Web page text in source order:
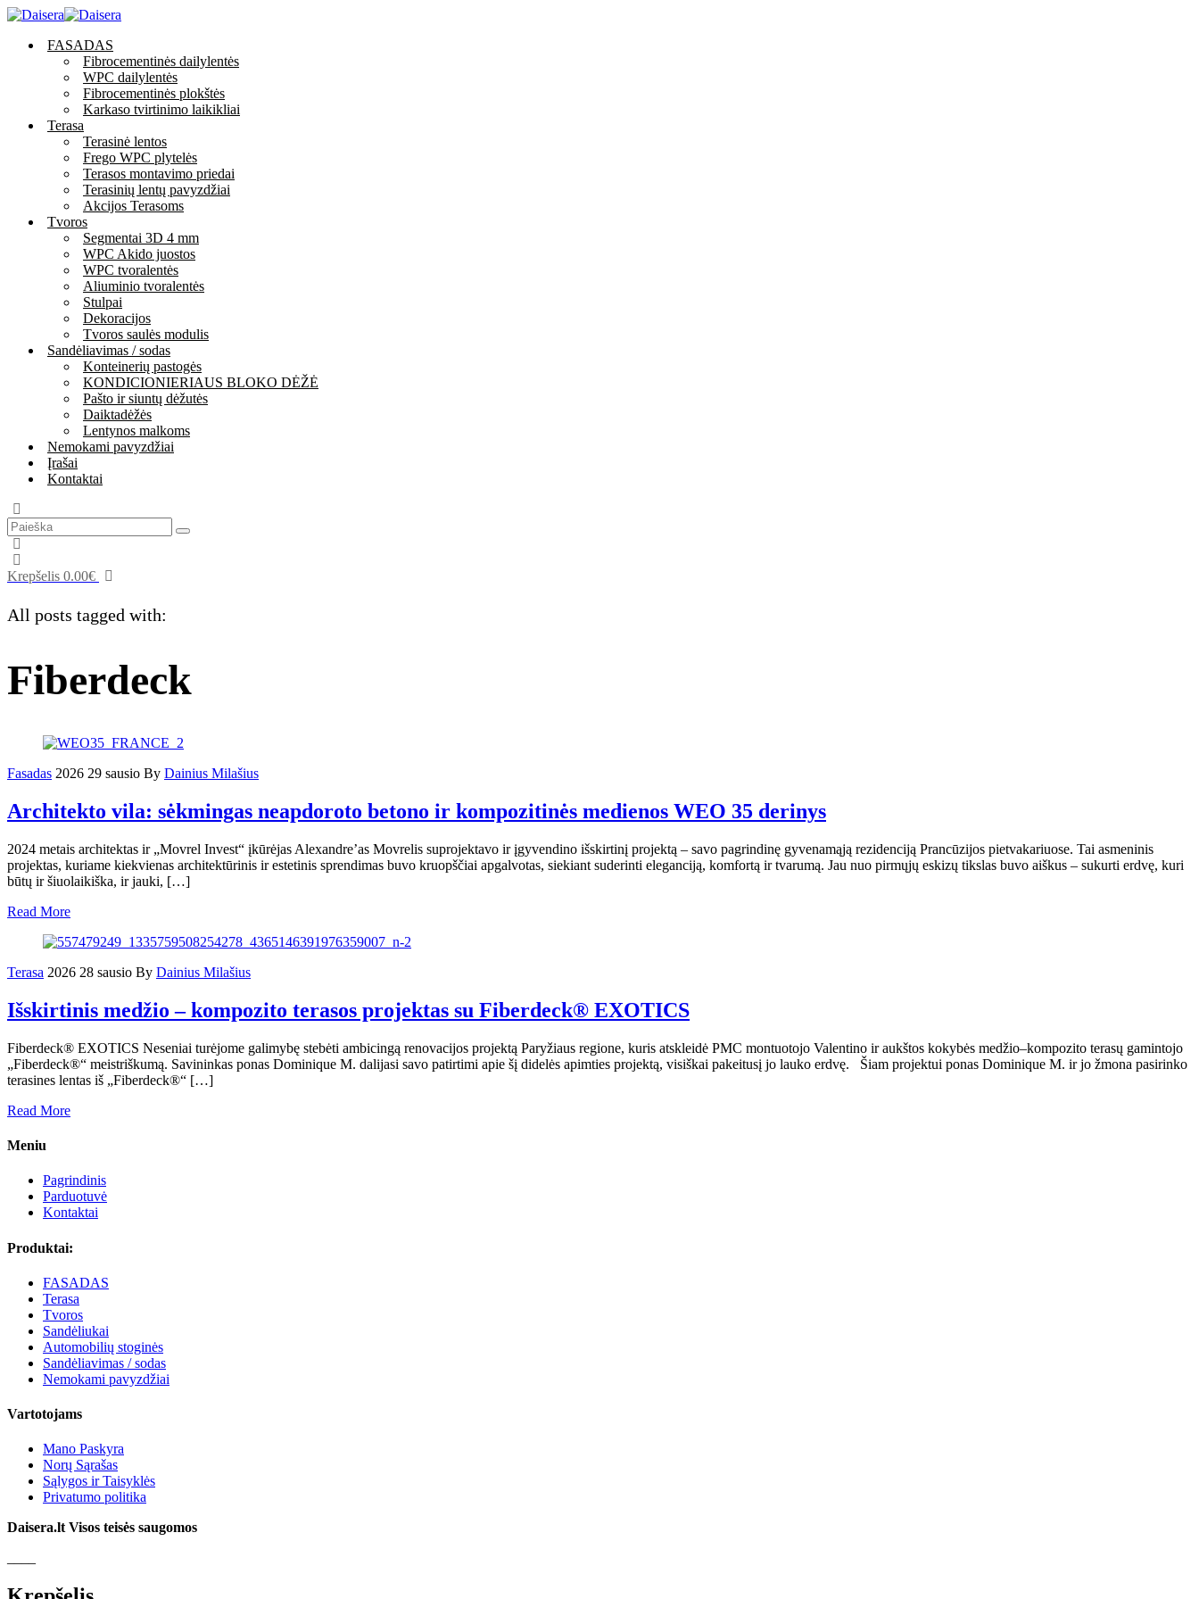
FASADAS
Fibrocementinės dailylentės
WPC dailylentės
Fibrocementinės plokštės
Karkaso tvirtinimo laikikliai
Terasa
Terasinė lentos
Frego WPC plytelės
Terasos montavimo priedai
Terasinių lentų pavyzdžiai
Akcijos Terasoms
Tvoros
Segmentai 3D 4 mm
WPC Akido juostos
WPC tvoralentės
Aliuminio tvoralentės
Stulpai
Dekoracijos
Tvoros saulės modulis
Sandėliavimas / sodas
Konteinerių pastogės
KONDICIONIERIAUS BLOKO DĖŽĖ
Pašto ir siuntų dėžutės
Daiktadėžės
Lentynos malkoms
Nemokami pavyzdžiai
Įrašai
Kontaktai
Krepšelis 0.00€
All posts tagged with:
Fiberdeck
Fasadas 2026 29 sausio By Dainius Milašius
Architekto vila: sėkmingas neapdoroto betono ir kompozitinės medienos WEO 35 derinys
2024 metais architektas ir „Movrel Invest“ įkūrėjas Alexandre’as Movrelis suprojektavo ir įgyvendino išskirtinį projektą – savo pagrindinę gyvenamąją rezidenciją Prancūzijos pietvakariuose. Tai asmeninis
projektas, kuriame kiekvienas architektūrinis ir estetinis sprendimas buvo kruopščiai apgalvotas, siekiant suderinti eleganciją, komfortą ir tvarumą. Jau nuo pirmųjų eskizų tikslas buvo aiškus – sukurti erdvę, kuri
būtų ir šiuolaikiška, ir jauki, […]
Read More
Terasa 2026 28 sausio By Dainius Milašius
Išskirtinis medžio – kompozito terasos projektas su Fiberdeck® EXOTICS
Fiberdeck® EXOTICS Neseniai turėjome galimybę stebėti ambicingą renovacijos projektą Paryžiaus regione, kuris atskleidė PMC montuotojo Valentino ir aukštos kokybės medžio–kompozito terasų gamintojo
„Fiberdeck®“ meistriškumą. Savininkas ponas Dominique M. dalijasi savo patirtimi apie šį didelės apimties projektą, visiškai pakeitusį jo lauko erdvę. Šiam projektui ponas Dominique M. ir jo žmona pasirinko
terasines lentas iš „Fiberdeck®“ […]
Read More
Meniu
Pagrindinis
Parduotuvė
Kontaktai
Produktai:
FASADAS
Terasa
Tvoros
Sandėliukai
Automobilių stoginės
Sandėliavimas / sodas
Nemokami pavyzdžiai
Vartotojams
Mano Paskyra
Norų Sąrašas
Sąlygos ir Taisyklės
Privatumo politika
Daisera.lt Visos teisės saugomos